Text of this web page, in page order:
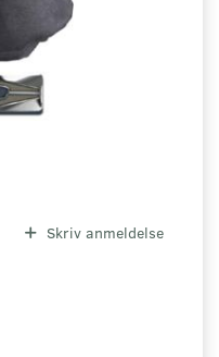
Skriv anmeldelse